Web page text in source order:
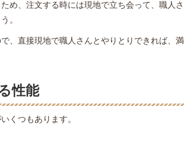
め、注文する時には現地で立ち会って、職人
。
、直接現地で職人さんとやりとりできれば、
性能
くつもあります。